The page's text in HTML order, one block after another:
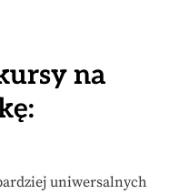
na
uniwersalnych